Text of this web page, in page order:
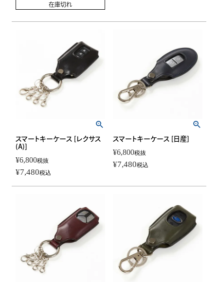
在庫切れ
スマートキーケース [レクサス
(A)]
¥6,800税抜
¥7,480税込
スマートキーケース [日産]
¥6,800税抜
¥7,480税込